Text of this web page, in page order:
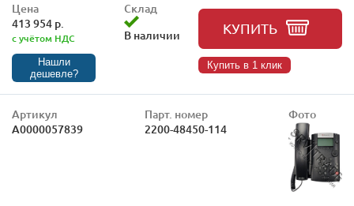
Цена
413 954 р.
с учётом НДС
Нашли
дешевле?
Склад
В наличии
КУПИТЬ
Купить в 1 клик
Артикул
А0000057839
Парт. номер
2200-48450-114
Фото